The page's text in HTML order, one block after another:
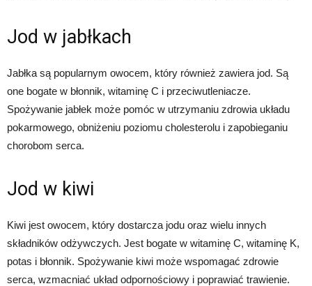
Jod w jabłkach
Jabłka są popularnym owocem, który również zawiera jod. Są
one bogate w błonnik, witaminę C i przeciwutleniacze.
Spożywanie jabłek może pomóc w utrzymaniu zdrowia układu
pokarmowego, obniżeniu poziomu cholesterolu i zapobieganiu
chorobom serca.
Jod w kiwi
Kiwi jest owocem, który dostarcza jodu oraz wielu innych
składników odżywczych. Jest bogate w witaminę C, witaminę K,
potas i błonnik. Spożywanie kiwi może wspomagać zdrowie
serca, wzmacniać układ odpornościowy i poprawiać trawienie.